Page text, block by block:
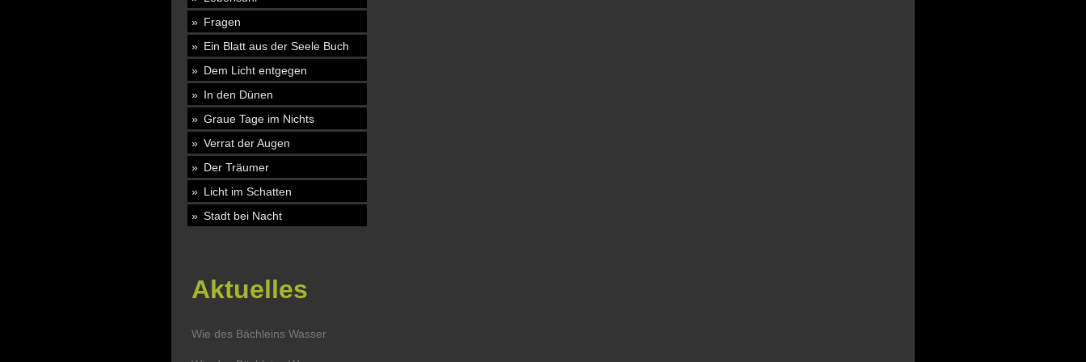
Fragen
Ein Blatt aus der Seele Buch
Dem Licht entgegen
In den Dünen
Graue Tage im Nichts
Verrat der Augen
Der Träumer
Licht im Schatten
Stadt bei Nacht
Aktuelles
Wie des Bächleins Wasser